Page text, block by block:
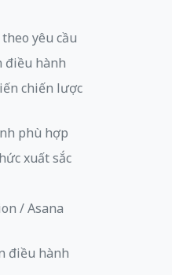
yêu cầu
điều hành
chiến lược
phù hợp
xuất sắc
/ Asana
điều hành